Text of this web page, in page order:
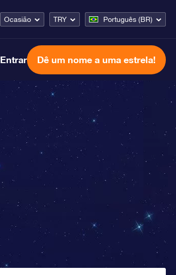
Ocasião TRY Português (BR)
Entrar Dê um nome a uma estrela!